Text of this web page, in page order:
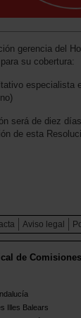
gerencia del
su cobertura:
especialista
será de diez
de esta
Aviso legal
de
Illes Balears